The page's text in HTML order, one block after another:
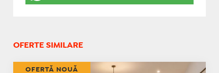
OFERTE SIMILARE
OFERTĂ NOUĂ